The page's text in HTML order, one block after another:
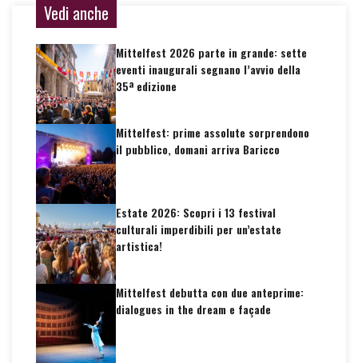
Vedi anche
Mittelfest 2026 parte in grande: sette
eventi inaugurali segnano l’avvio della
35ª edizione
Mittelfest: prime assolute sorprendono
il pubblico, domani arriva Baricco
Estate 2026: Scopri i 13 festival
culturali imperdibili per un’estate
artistica!
Mittelfest debutta con due anteprime:
dialogues in the dream e façade